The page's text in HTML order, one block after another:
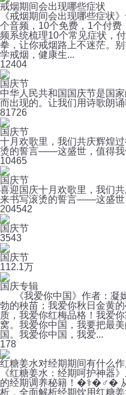
戒烟期间会出现哪些症状
《戒烟期间会出现哪些症状
个音频，10个免费，1个付
频系统梳理10个常见症状，
拳，让你戒烟路上不迷茫。
学戒烟，健康生...
12404
国庆节
中华人民共和国国庆节是国
而出现的。让我们用诗歌朗
81726
国庆节
十月欢歌里，我们共庆辉煌
烫的誓言——这盛世，值得我
10465
国庆节
喜迎国庆十月欢歌里，我们
来书写滚烫的誓言——这盛世
204542
国庆节
3543
国庆节
112.1万
国庆专辑
《我爱你中国》作者：凝
勃的秧苗；我爱你秋日金黄
质，我爱你红梅品格！我爱
窝。我爱你中国，我要把最
国。我爱你中国，我爱...
178
红糖姜水对经期期间有什么作
《红糖姜水：经期呵护神器
的经期调养秘籍！�⚕️�♂️�
析，全面解析经期饮用红糖